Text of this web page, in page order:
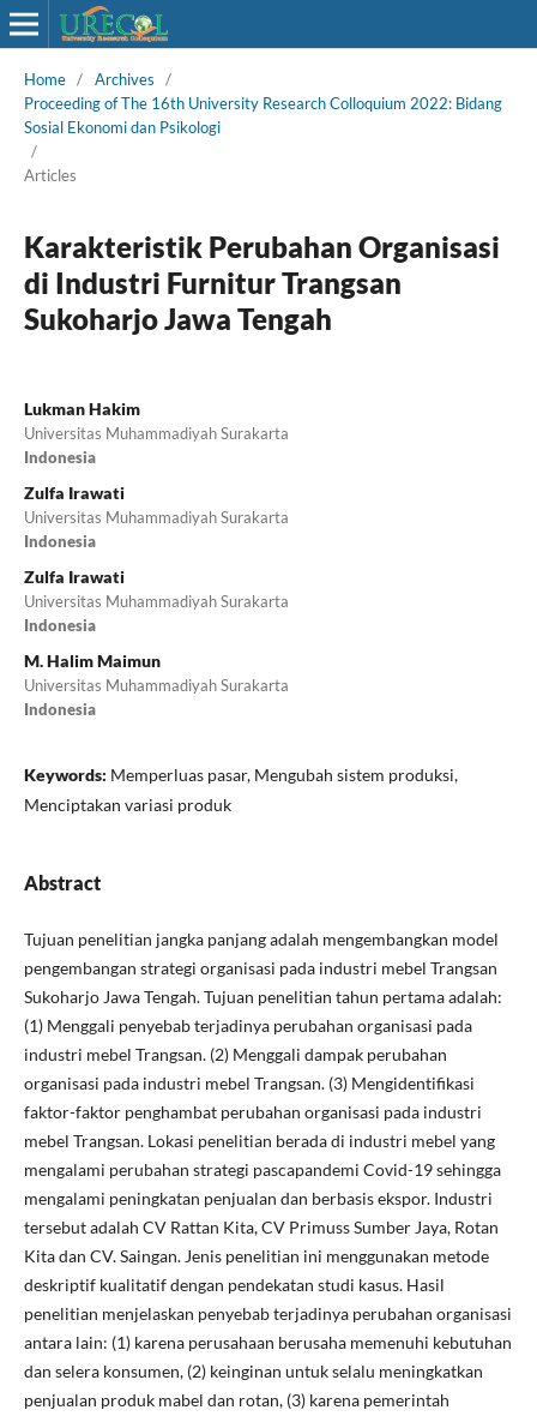
Home / Archives
/
Proceeding of The 16th University Research Colloquium 2022: Bidang
Sosial Ekonomi dan Psikologi
/
Articles
Karakteristik Perubahan Organisasi
di Industri Furnitur Trangsan
Sukoharjo Jawa Tengah
Lukman Hakim
Universitas Muhammadiyah Surakarta
Indonesia
Zulfa Irawati
Universitas Muhammadiyah Surakarta
Indonesia
Zulfa Irawati
Universitas Muhammadiyah Surakarta
Indonesia
M. Halim Maimun
Universitas Muhammadiyah Surakarta
Indonesia
Keywords: Memperluas pasar, Mengubah sistem produksi,
Menciptakan variasi produk
Abstract
Tujuan penelitian jangka panjang adalah mengembangkan model
pengembangan strategi organisasi pada industri mebel Trangsan
Sukoharjo Jawa Tengah. Tujuan penelitian tahun pertama adalah:
(1) Menggali penyebab terjadinya perubahan organisasi pada
industri mebel Trangsan. (2) Menggali dampak perubahan
organisasi pada industri mebel Trangsan. (3) Mengidentifikasi
faktor-faktor penghambat perubahan organisasi pada industri
mebel Trangsan. Lokasi penelitian berada di industri mebel yang
mengalami perubahan strategi pascapandemi Covid-19 sehingga
mengalami peningkatan penjualan dan berbasis ekspor. Industri
tersebut adalah CV Rattan Kita, CV Primuss Sumber Jaya, Rotan
Kita dan CV. Saingan. Jenis penelitian ini menggunakan metode
deskriptif kualitatif dengan pendekatan studi kasus. Hasil
penelitian menjelaskan penyebab terjadinya perubahan organisasi
antara lain: (1) karena perusahaan berusaha memenuhi kebutuhan
dan selera konsumen, (2) keinginan untuk selalu meningkatkan
penjualan produk mabel dan rotan, (3) karena pemerintah